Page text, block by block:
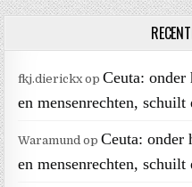
fkj.dierickxopCeuta:
en mensenrechten,
Waramund opCeuta: onder
en mensenrechten,